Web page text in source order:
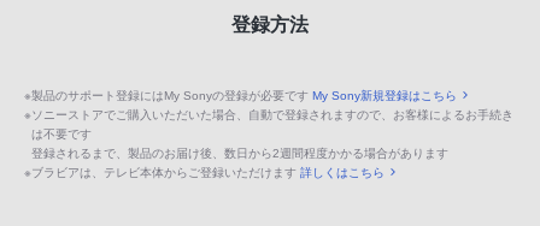
登録方法
※製品のサポート登録にはMy Sonyの登録が必要です My Sony新規登録はこちら
※ソニーストアでご購入いただいた場合、自動で登録されますので、お客様によるお手続き
は不要です
登録されるまで、製品のお届け後、数日から2週間程度かかる場合があります
※ブラビアは、テレビ本体からご登録いただけます 詳しくはこちら